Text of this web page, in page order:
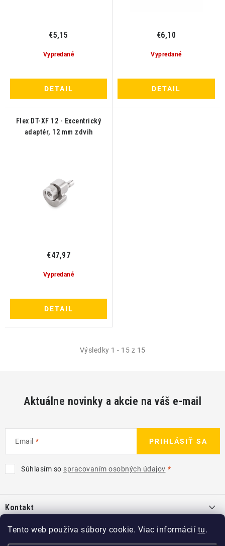
Tento web používa súbory cookie. Viac informácií tu.
Vypredané
€5,15
DETAIL
Vypredané
€6,10
DETAIL
Flex DT-XF 12 - Excentrický
adaptér, 12 mm zdvih
Vypredané
€47,97
DETAIL
Výsledky 1 - 15 z 15
Aktuálne novinky a akcie na váš e-mail
Email
Súhlasím so spracovaním osobných údajov
PRIHLÁSIŤ SA
pKontakt
info@ kcshop.sk
Kategórie